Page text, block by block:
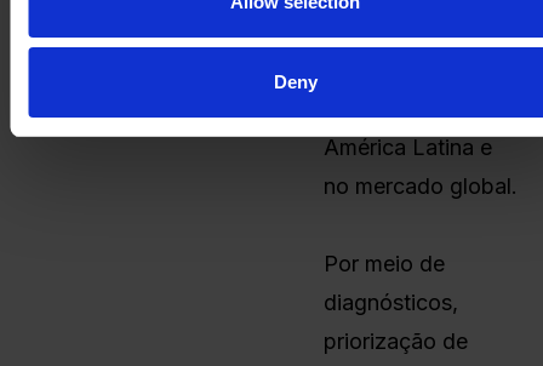
Deny
América Latina e
no mercado global.
Por meio de
diagnósticos,
priorização de